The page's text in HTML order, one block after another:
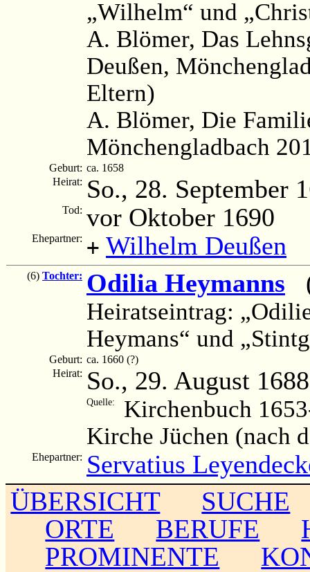
„Wilhelm“ und
A. Blömer, Das
Deußen,
Eltern)
A. Blömer, Die
Mönchengladbach
Geburt: ca. 1658
Heirat: So., 28. September
Tod: vor Oktober 1690
Ehepartner: + Wilhelm Deußen
(6) Tochter: Odilia Heymanns
Heiratseintrag:
Heymans“ und
Geburt: ca. 1660 (?)
Heirat: So., 29. August 1688
Quelle:
Kirchenbuch
Kirche Jüchen (nach
Ehepartner: Servatius
ÜBERSICHT
SUCHE
ORTE
BERUFE
PROMINENTE